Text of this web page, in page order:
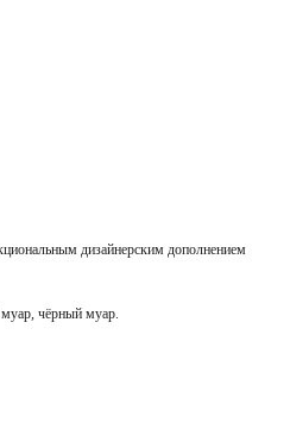
дизайнерским дополнением
чёрный муар.